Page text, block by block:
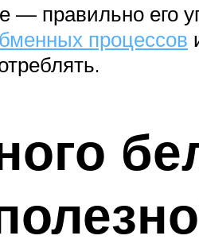
— правильно его
процессов